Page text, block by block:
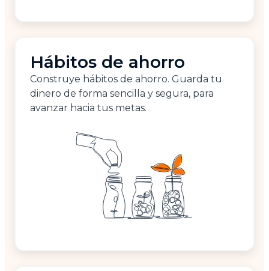
Hábitos de ahorro
Construye hábitos de ahorro. Guarda tu
dinero de forma sencilla y segura, para
avanzar hacia tus metas.